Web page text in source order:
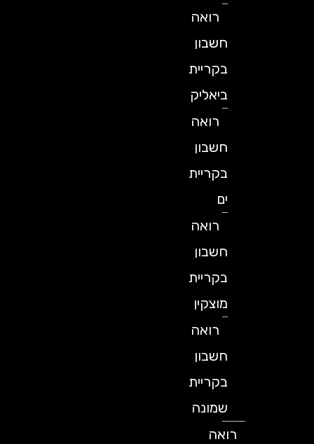
רואה
חשבון
בקריית
ביאליק
רואה
חשבון
בקריית
רואה
חשבון
בקריית
מוצקין
רואה
חשבון
בקריית
שמונה
רואה